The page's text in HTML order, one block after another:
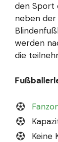
den Sport
neben der
werden
die
Keine